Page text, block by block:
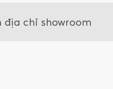
địa chỉ showroom